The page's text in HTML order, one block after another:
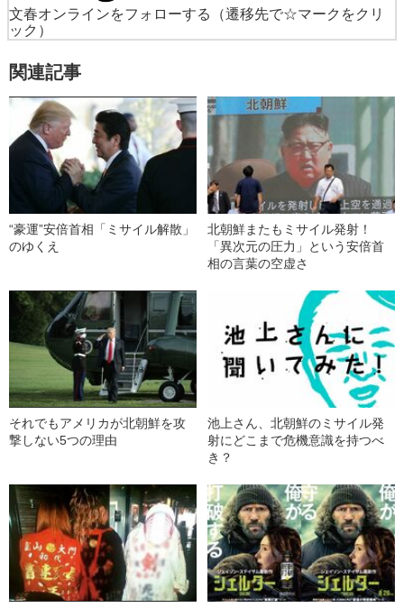
文春オンラインをフォローする
（遷移先で☆マークをクリ
ック）
関連記事
“豪運”安倍首相「ミサイル解散」
のゆくえ
北朝鮮またもミサイル発射！
「異次元の圧力」という安倍首
相の言葉の空虚さ
それでもアメリカが北朝鮮を攻
撃しない5つの理由
池上さん、北朝鮮のミサイル発
射にどこまで危機意識を持つべ
き？